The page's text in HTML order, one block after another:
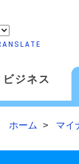
ジネス
ホーム マイ